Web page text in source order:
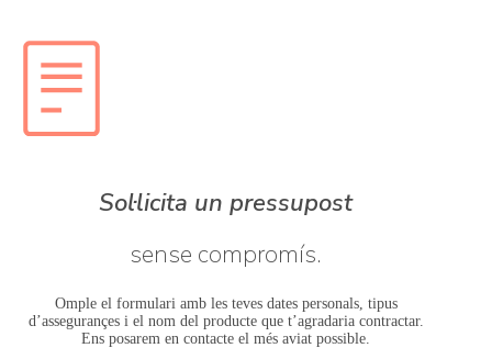
Sol·licita un pressupost
sense compromís.
Omple el formulari amb les teves dates personals, tipus
d’assegurançes i el nom del producte que t’agradaria contractar.
Ens posarem en contacte el més aviat possible.